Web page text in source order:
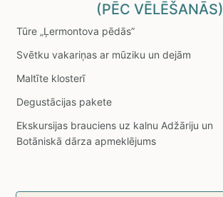
(PĒC VĒLĒŠANĀS)
Tūre „Ļermontova pēdās”
Svētku vakariņas ar mūziku un dejām
Maltīte klosterī
Degustācijas pakete
Ekskursijas brauciens uz kalnu Adžāriju un
Botāniskā dārza apmeklējums